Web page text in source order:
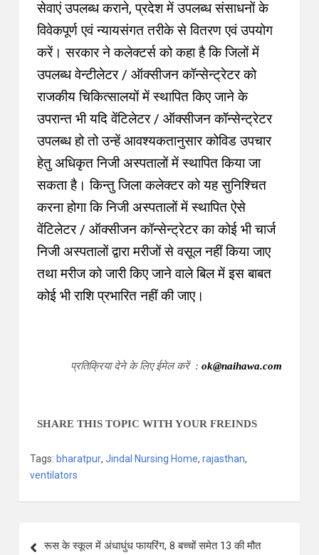
सेवाएं उपलब्ध कराने, प्रदेश में उपलब्ध संसाधनों के
विवेकपूर्ण एवं न्यायसंगत तरीके से वितरण एवं उपयोग
करें। सरकार ने कलेक्टर्स को कहा है कि जिलों में
उपलब्ध वेन्टीलेटर / ऑक्सीजन कॉन्सेन्ट्रेटर को
राजकीय चिकित्सालयों में स्थापित किए जाने के
उपरान्त भी यदि वेंटिलेटर / ऑक्सीजन कॉन्सेन्ट्रेटर
उपलब्ध हो तो उन्हें आवश्यकतानुसार कोविड उपचार
हेतु अधिकृत निजी अस्पतालों में स्थापित किया जा
सकता है। किन्तु जिला कलेक्टर को यह सुनिश्चित
करना होगा कि निजी अस्पतालों में स्थापित ऐसे
वेंटिलेटर / ऑक्सीजन कॉन्सेन्ट्रेटर का कोई भी चार्ज
निजी अस्पतालों द्वारा मरीजों से वसूल नहीं किया जाए
तथा मरीज को जारी किए जाने वाले बिल में इस बाबत
कोई भी राशि प्रभारित नहीं की जाए।
प्रतिक्रिया देने के लिए ईमेल करें : ok@naihawa.com
SHARE THIS TOPIC WITH YOUR FREINDS
Tags: bharatpur, Jindal Nursing Home, rajasthan,
ventilators
रूस के स्कूल में अंधाधुंध फायरिंग, 8 बच्चों समेत 13 की मौत